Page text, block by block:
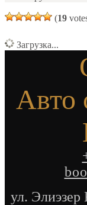
(19
Загрузка...
Авто
ул.